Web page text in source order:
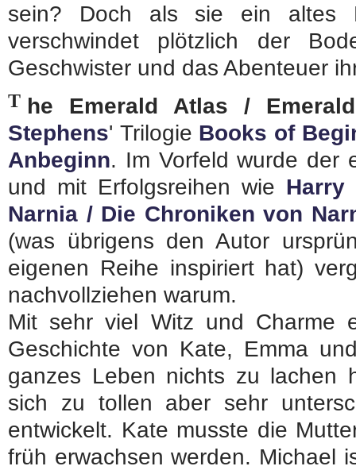
sein? Doch als sie ein altes
verschwindet plötzlich der
Geschwister und das Abenteuer
T he Emerald Atlas / Emerald
Stephens' Trilogie Books of
Anbeginn. Im Vorfeld wurde der
und mit Erfolgsreihen wie Harry
Narnia / Die Chroniken von
(was übrigens den Autor
eigenen Reihe inspiriert hat)
nachvollziehen warum.
Mit sehr viel Witz und Charme
Geschichte von Kate, Emma
ganzes Leben nichts zu lachen
sich zu tollen aber sehr
entwickelt. Kate musste die
früh erwachsen werden. Michael